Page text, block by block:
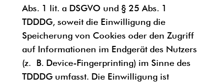
Abs. 1 lit. a DSGVO und § 25 Abs. 1
TDDDG, soweit die Einwilligung die
Speicherung von Cookies oder den Zugriff
auf Informationen im Endgerät des Nutzers
(z. B. Device-Fingerprinting) im Sinne des
TDDDG umfasst. Die Einwilligung ist